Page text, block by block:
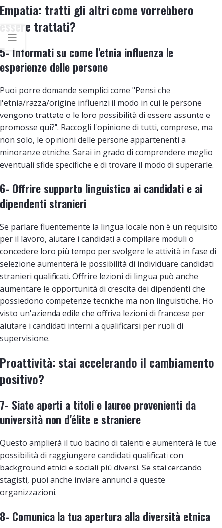
Empatia: tratti gli altri come vorrebbero
essere trattati?
5- Informati su come l'etnia influenza le
esperienze delle persone
Puoi porre domande semplici come "Pensi che
l'etnia/razza/origine influenzi il modo in cui le persone
vengono trattate o le loro possibilità di essere assunte e
promosse qui?". Raccogli l'opinione di tutti, comprese, ma
non solo, le opinioni delle persone appartenenti a
minoranze etniche. Sarai in grado di comprendere meglio
eventuali sfide specifiche e di trovare il modo di superarle.
6- Offrire supporto linguistico ai candidati e ai
dipendenti stranieri
Se parlare fluentemente la lingua locale non è un requisito
per il lavoro, aiutare i candidati a compilare moduli o
concedere loro più tempo per svolgere le attività in fase di
selezione aumenterà le possibilità di individuare candidati
stranieri qualificati. Offrire lezioni di lingua può anche
aumentare le opportunità di crescita dei dipendenti che
possiedono competenze tecniche ma non linguistiche. Ho
visto un'azienda edile che offriva lezioni di francese per
aiutare i candidati interni a qualificarsi per ruoli di
supervisione.
Proattività: stai accelerando il cambiamento
positivo?
7- Siate aperti a titoli e lauree provenienti da
università non d'élite e straniere
Questo amplierà il tuo bacino di talenti e aumenterà le tue
possibilità di raggiungere candidati qualificati con
background etnici e sociali più diversi. Se stai cercando
stagisti, puoi anche inviare annunci a queste
organizzazioni.
8- Comunica la tua apertura alla diversità etnica